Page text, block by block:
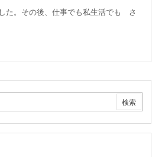
た。その後、仕事でも私生活でも さ